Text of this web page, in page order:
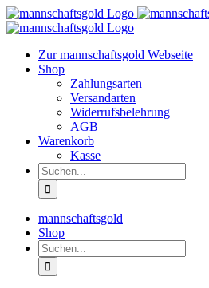
Zum
Inhalt
Zur mannschaftsgold Webseite
Shop
Zahlungsarten
Versandarten
Widerrufsbelehrung
AGB
Warenkorb
Kasse
Suche
nach:
mannschaftsgold
Shop
Suche
nach: